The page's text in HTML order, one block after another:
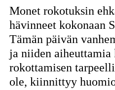
Monet rokotuksin
hävinneet kokonaan
Tämän päivän
ja niiden
rokottamisen
ole, kiinnittyy